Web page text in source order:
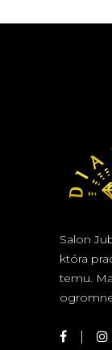
Salon
która
temu.